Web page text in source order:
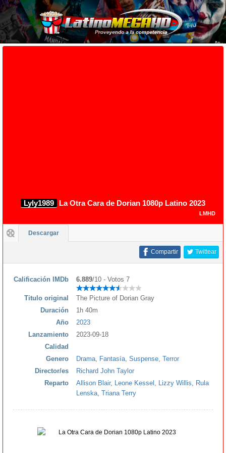
Lyly1989 La Otra Cara de Dorian 1080p Latino 2023
LMHD
Descargar
Twittear
Compartir
Calificación IMDb 6.889/10 - Votos 7
Titulo original
The Picture of Dorian Gray
Duración
1h 40m
Año
2023
Lanzamiento
2023-09-18
Calidad
Genero
Drama Fantasía Suspense Terror
Director/es
Richard John Taylor
Reparto
Allison Blair, Leone Kessel Lizzy Willis
Rula
Lenska Triana Terry